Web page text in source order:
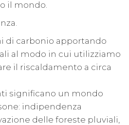
il mondo.
di carbonio apportando
al modo in cui utilizziamo
il riscaldamento a circa
significano un mondo
indipendenza
delle foreste pluviali,